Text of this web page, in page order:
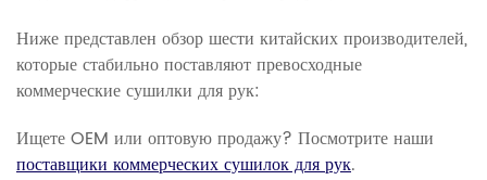
Ниже представлен обзор шести китайских производителей,
которые стабильно поставляют превосходные
коммерческие сушилки для рук:
Ищете OEM или оптовую продажу? Посмотрите наши
поставщики коммерческих сушилок для рук.